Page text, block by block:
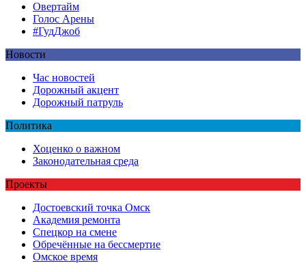
Овертайм
Голос Арены
#ГудДжоб
Новости
Час новостей
Дорожный акцент
Дорожный патруль
Политика
Хоценко о важном
Законодательная среда
Проекты
Достоевский точка Омск
Академия ремонта
Спецкор на смене
Обречённые на бессмертие
Омское время